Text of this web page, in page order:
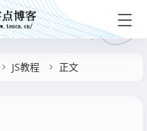
JS教程 正文